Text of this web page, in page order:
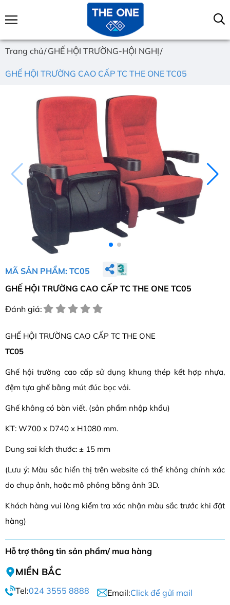
Trang chủ GHẾ HỘI TRƯỜNG-HỘI NGHỊ
GHẾ HỘI TRƯỜNG CAO CẤP TC THE ONE TC05
MÃ SẢN PHẨM: TC05
GHẾ HỘI TRƯỜNG CAO CẤP TC THE ONE TC05
Đánh giá:
GHẾ HỘI TRƯỜNG CAO CẤP TC THE ONE
TC05
Ghế hội trường cao cấp sử dụng khung thép kết hợp nhựa,
đệm tựa ghế bằng mút đúc bọc vải.
Ghế không có bàn viết. (sản phẩm nhập khẩu)
KT: W700 x D740 x H1080 mm.
Dung sai kích thước: ± 15 mm
(Lưu ý: Màu sắc hiển thị trên website có thể không chính xác
do chụp ảnh, hoặc mô phỏng bằng ảnh 3D.
Khách hàng vui lòng kiểm tra xác nhận màu sắc trước khi đặt
hàng)
Hỗ trợ thông tin sản phẩm/ mua hàng
MIỀN BẮC
Tel:024 3555 8888 Email:Click để gửi mail